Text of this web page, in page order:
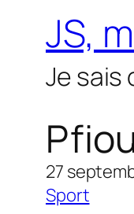
contenu
JS,
Je sais
27
Sport